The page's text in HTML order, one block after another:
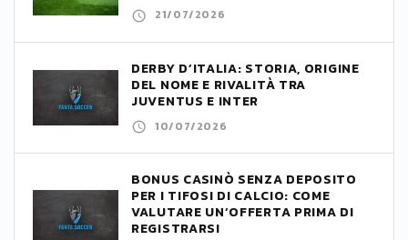
21/07/2026
DERBY D’ITALIA: STORIA, ORIGINE
DEL NOME E RIVALITÀ TRA
JUVENTUS E INTER
10/07/2026
BONUS CASINÒ SENZA DEPOSITO
PER I TIFOSI DI CALCIO: COME
VALUTARE UN’OFFERTA PRIMA DI
REGISTRARSI